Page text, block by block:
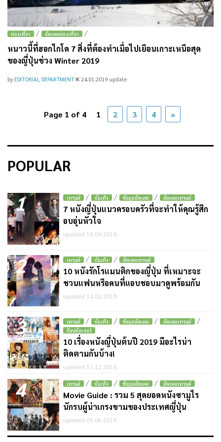
ท่องเที่ยว / อัพเดตท่องเที่ยว /
หนาวนี้ที่ฮอกไกโด 7 สิ่งที่ต้องทำเมื่อไปเยือนเกาะเหนือสุด
ของญี่ปุ่นช่วง Winter 2019
by EDITORIAL DEPARTMENT 24.01.2019 update
Page 1 of 4 1 2 3 4 »
POPULAR
1 เทรนด์ / บันเทิง / ข้อมูลอัพเดต / อัพเดตเทรนด์
7 หนังญี่ปุ่นแนวครอบครัวที่จะทำให้คุณรู้สึก
อบอุ่นหัวใจ
updated 18.09.2018
2 เทรนด์ / บันเทิง / อัพเดตเทรนด์
10 หนังรักโรแมนติกของญี่ปุ่น ที่เหมาะจะ
ชวนแฟนหรือคนที่แอบชอบมาดูพร้อมกัน
updated 14.02.2018
3 เทรนด์ / บันเทิง / ข้อมูลอัพเดต / อัพเดตเทรนด์ /
ป๊อปคัลเจอร์
10 เรื่องหนังญี่ปุ่นต้นปี 2019 มีอะไรน่า
ติดตามกันบ้าง!
updated 11.12.2018
4 เทรนด์ / บันเทิง / ข้อมูลอัพเดต / อัพเดตเทรนด์
Movie Guide : รวม 5 สุดยอดหนังซามูไร
นักรบผู้น่าเกรงขามของประเทศญี่ปุ่น
updated 05.06.2019